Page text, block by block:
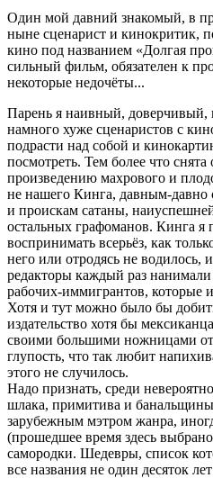
Один мой давний знакомый, в
ныне сценарист и кинокритик,
кино под названием «Долгая
сильный фильм, обязателен к
некоторые недочёты...
Парень я наивный, доверчивый,
намного хуже сценаристов с
подрасти над собой и
посмотреть. Тем более что
произведению махрового и
не нашего Кинга, давным-давно
и проискам сатаны,
остальных графоманов. Кинга я
воспринимать всерьёз, как
него или отродясь не водилось,
редакторы каждый раз
рабочих-иммигрантов, которые
Хотя и тут можно было бы
издательство хотя бы
своими большими ножницами
глупость, что так любит
этого не случилось.
Надо признать, среди
шлака, примитива и
зарубежным мэтром жанра,
(прошедшее время здесь
самородки. Шедевры, список
все названия не один десяток